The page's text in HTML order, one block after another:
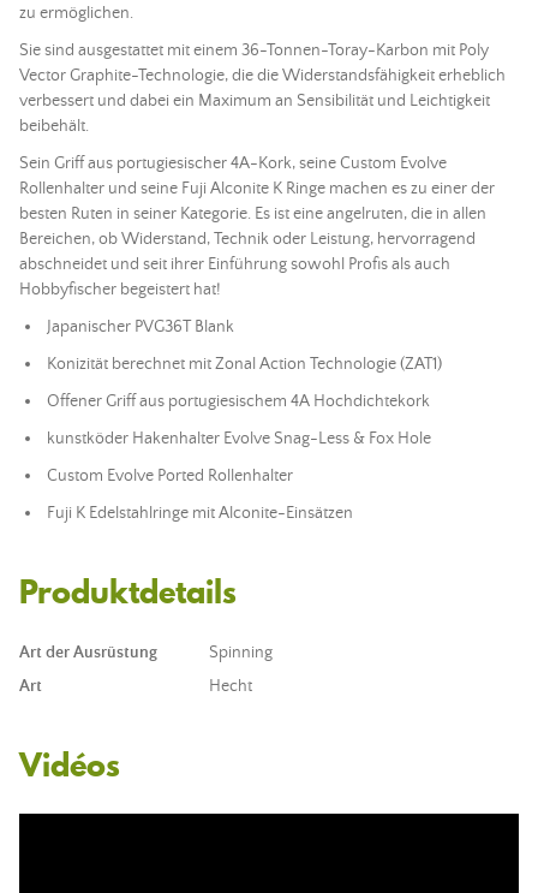
zu ermöglichen.
Sie sind ausgestattet mit einem 36-Tonnen-Toray-Karbon mit Poly
Vector Graphite-Technologie, die die Widerstandsfähigkeit erheblich
verbessert und dabei ein Maximum an Sensibilität und Leichtigkeit
beibehält.
Sein Griff aus portugiesischer 4A-Kork, seine Custom Evolve
Rollenhalter und seine Fuji Alconite K Ringe machen es zu einer der
besten Ruten in seiner Kategorie. Es ist eine angelruten, die in allen
Bereichen, ob Widerstand, Technik oder Leistung, hervorragend
abschneidet und seit ihrer Einführung sowohl Profis als auch
Hobbyfischer begeistert hat!
Japanischer PVG36T Blank
Konizität berechnet mit Zonal Action Technologie (ZAT1)
Offener Griff aus portugiesischem 4A Hochdichtekork
kunstköder Hakenhalter Evolve Snag-Less & Fox Hole
Custom Evolve Ported Rollenhalter
Fuji K Edelstahlringe mit Alconite-Einsätzen
Produktdetails
Art der Ausrüstung
Spinning
Art
Hecht
Vidéos